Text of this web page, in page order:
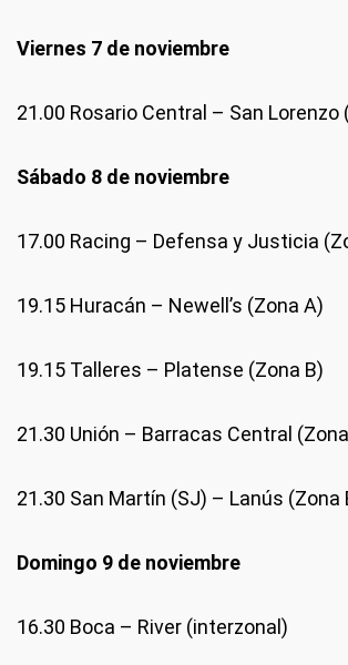
Viernes 7 de noviembre
21.00 Rosario Central – San Lorenzo
Sábado 8 de noviembre
17.00 Racing – Defensa y Justicia
19.15 Huracán – Newell’s (Zona A)
19.15 Talleres – Platense (Zona B)
21.30 Unión – Barracas Central
21.30 San Martín (SJ) – Lanús (Zona
Domingo 9 de noviembre
16.30 Boca – River (interzonal)